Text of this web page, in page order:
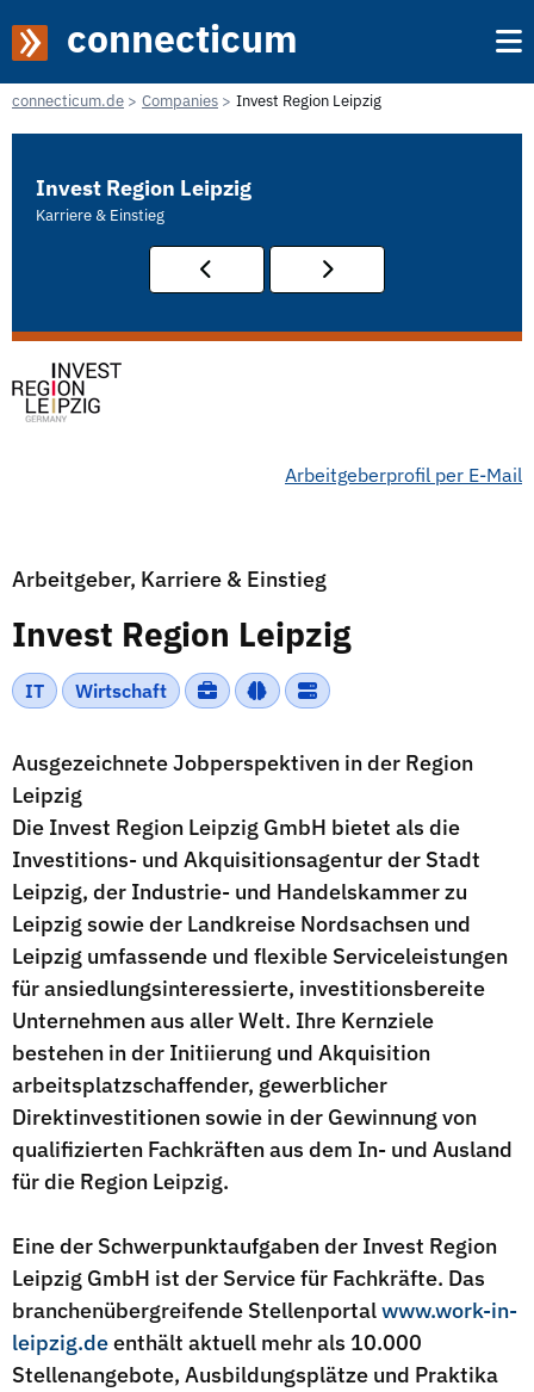
connecticum
connecticum.de Companies Invest Region Leipzig
Invest Region Leipzig
Karriere & Einstieg
Arbeitgeberprofil per E-Mail
Arbeitgeber, Karriere & Einstieg
Invest Region Leipzig
IT Wirtschaft
Ausgezeichnete Jobperspektiven in der Region
Leipzig
Die Invest Region Leipzig GmbH bietet als die
Investitions- und Akquisitionsagentur der Stadt
Leipzig, der Industrie- und Handelskammer zu
Leipzig sowie der Landkreise Nordsachsen und
Leipzig umfassende und flexible Serviceleistungen
für ansiedlungsinteressierte, investitionsbereite
Unternehmen aus aller Welt. Ihre Kernziele
bestehen in der Initiierung und Akquisition
arbeitsplatzschaffender, gewerblicher
Direktinvestitionen sowie in der Gewinnung von
qualifizierten Fachkräften aus dem In- und Ausland
für die Region Leipzig.
Eine der Schwerpunktaufgaben der Invest Region
Leipzig GmbH ist der Service für Fachkräfte. Das
branchenübergreifende Stellenportalwww.work-in-
leipzig.deenthält aktuell mehr als 10.000
Stellenangebote, Ausbildungsplätze und Praktika